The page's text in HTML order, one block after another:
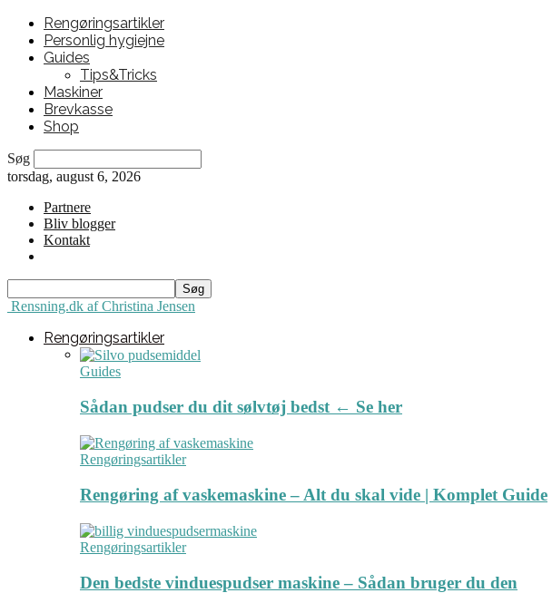
Rengøringsartikler
Personlig hygiejne
Guides
Tips&Tricks
Maskiner
Brevkasse
Shop
Søg
torsdag, august 6, 2026
Partnere
Bliv blogger
Kontakt
Rensning.dk af Christina Jensen
Rengøringsartikler
Guides
Sådan pudser du dit sølvtøj bedst ← Se her
Rengøringsartikler
Rengøring af vaskemaskine – Alt du skal vide | Komplet Guide
Rengøringsartikler
Den bedste vinduespudser maskine – Sådan bruger du den